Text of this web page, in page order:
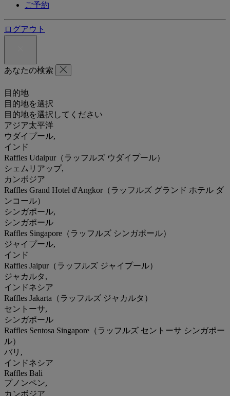
ご予約
ログアウト
あなたの検索
目的地
目的地を選択
目的地を選択してください
アジア太平洋
ウダイプール,
インド
Raffles Udaipur（ラッフルズ ウダイプール）
シェムリアップ,
カンボジア
Raffles Grand Hotel d'Angkor（ラッフルズ グランド ホテル ダ
ンコール）
シンガポール,
シンガポール
Raffles Singapore（ラッフルズ シンガポール）
ジャイプール,
インド
Raffles Jaipur（ラッフルズ ジャイプール）
ジャカルタ,
インドネシア
Raffles Jakarta（ラッフルズ ジャカルタ）
セントーサ,
シンガポール
Raffles Sentosa Singapore（ラッフルズ セントーサ シンガポー
ル）
バリ,
インドネシア
Raffles Bali
プノンペン,
カンボジア